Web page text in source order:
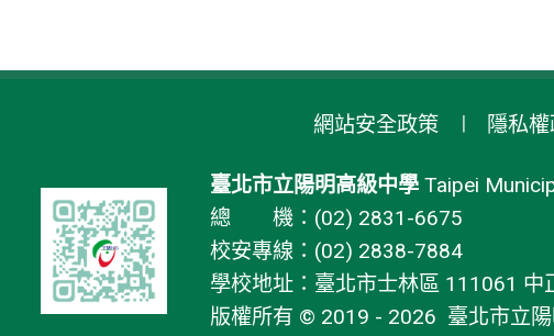
網站安全政策 隱私
臺北市立陽明高級中學Taipei
總 機：(02) 2831-6675
校安專線：(02) 2838-7884
學校地址：臺北市士林區 111061 中
版權所有 © 2019 - 2026 臺北市立